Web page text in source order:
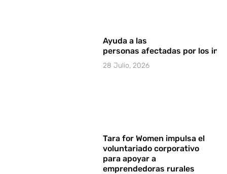
Ayuda a las
personas afectadas por los
28 Julio, 2026
Tara for Women impulsa el
voluntariado corporativo
para apoyar a
emprendedoras rurales